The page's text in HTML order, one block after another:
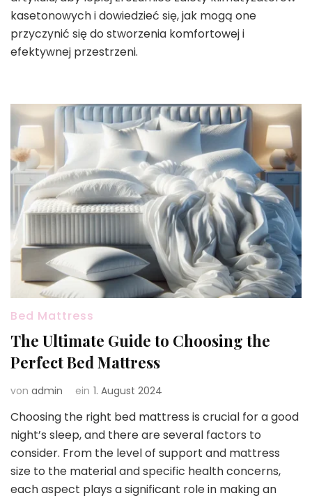
kasetonowych i dowiedzieć się, jak mogą one
przyczynić się do stworzenia komfortowej i
efektywnej przestrzeni.
Bed Mattress
The Ultimate Guide to Choosing the
Perfect Bed Mattress
von admin ein 1. August 2024
Choosing the right bed mattress is crucial for a good
night’s sleep, and there are several factors to
consider. From the level of support and mattress
size to the material and specific health concerns,
each aspect plays a significant role in making an